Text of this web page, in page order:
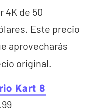
4K de 50
Este precio
aprovecharás
original.
Kart 8